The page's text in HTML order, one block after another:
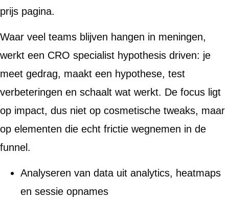
prijs pagina.
Waar veel teams blijven hangen in meningen,
werkt een CRO specialist hypothesis driven: je
meet gedrag, maakt een hypothese, test
verbeteringen en schaalt wat werkt. De focus ligt
op impact, dus niet op cosmetische tweaks, maar
op elementen die echt frictie wegnemen in de
funnel.
Analyseren van data uit analytics, heatmaps
en sessie opnames